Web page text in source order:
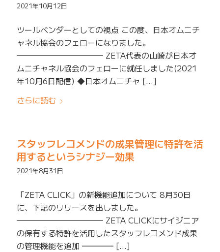
2021年10月12日
ツールベンダーとしての視点 この度、日本オムニチ
ャネル協会のフェローになりました。
━━━━━━━━━━━ ZETA代表の山崎が日本オ
ムニチャネル協会のフェローに就任しました(2021
年10月6日配信) ◆日本オムニチャ […]
さらに読む
スタッフレコメンドの成果管理に特許を活
用するというシナジー効果
2021年8月31日
「ZETA CLICK」の新機能追加について 8月30日
に、下記のリリースを出しました。
━━━━━━━━━━━ ZETA CLICKにサイジニア
の保有する特許を活用したスタッフレコメンド成果
の管理機能を追加 ━━━━ […]